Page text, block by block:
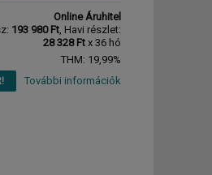
Online Áruhitel
193 980 Ft, Havi részlet:
28 328 Ft x 36 hó
THM: 19,99%
További információk